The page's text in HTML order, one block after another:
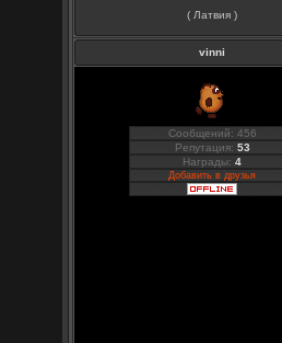
( Латвия )
vinni
Сообщений: 456
Репутация: 53
Награды:4
Добавить в друзья